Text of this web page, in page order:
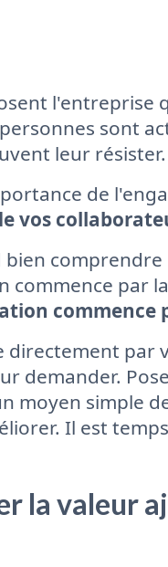
l'entreprise
sont
leur résister.
de
vos
par
commence
par
demander.
moyen simple
Il est
la valeur